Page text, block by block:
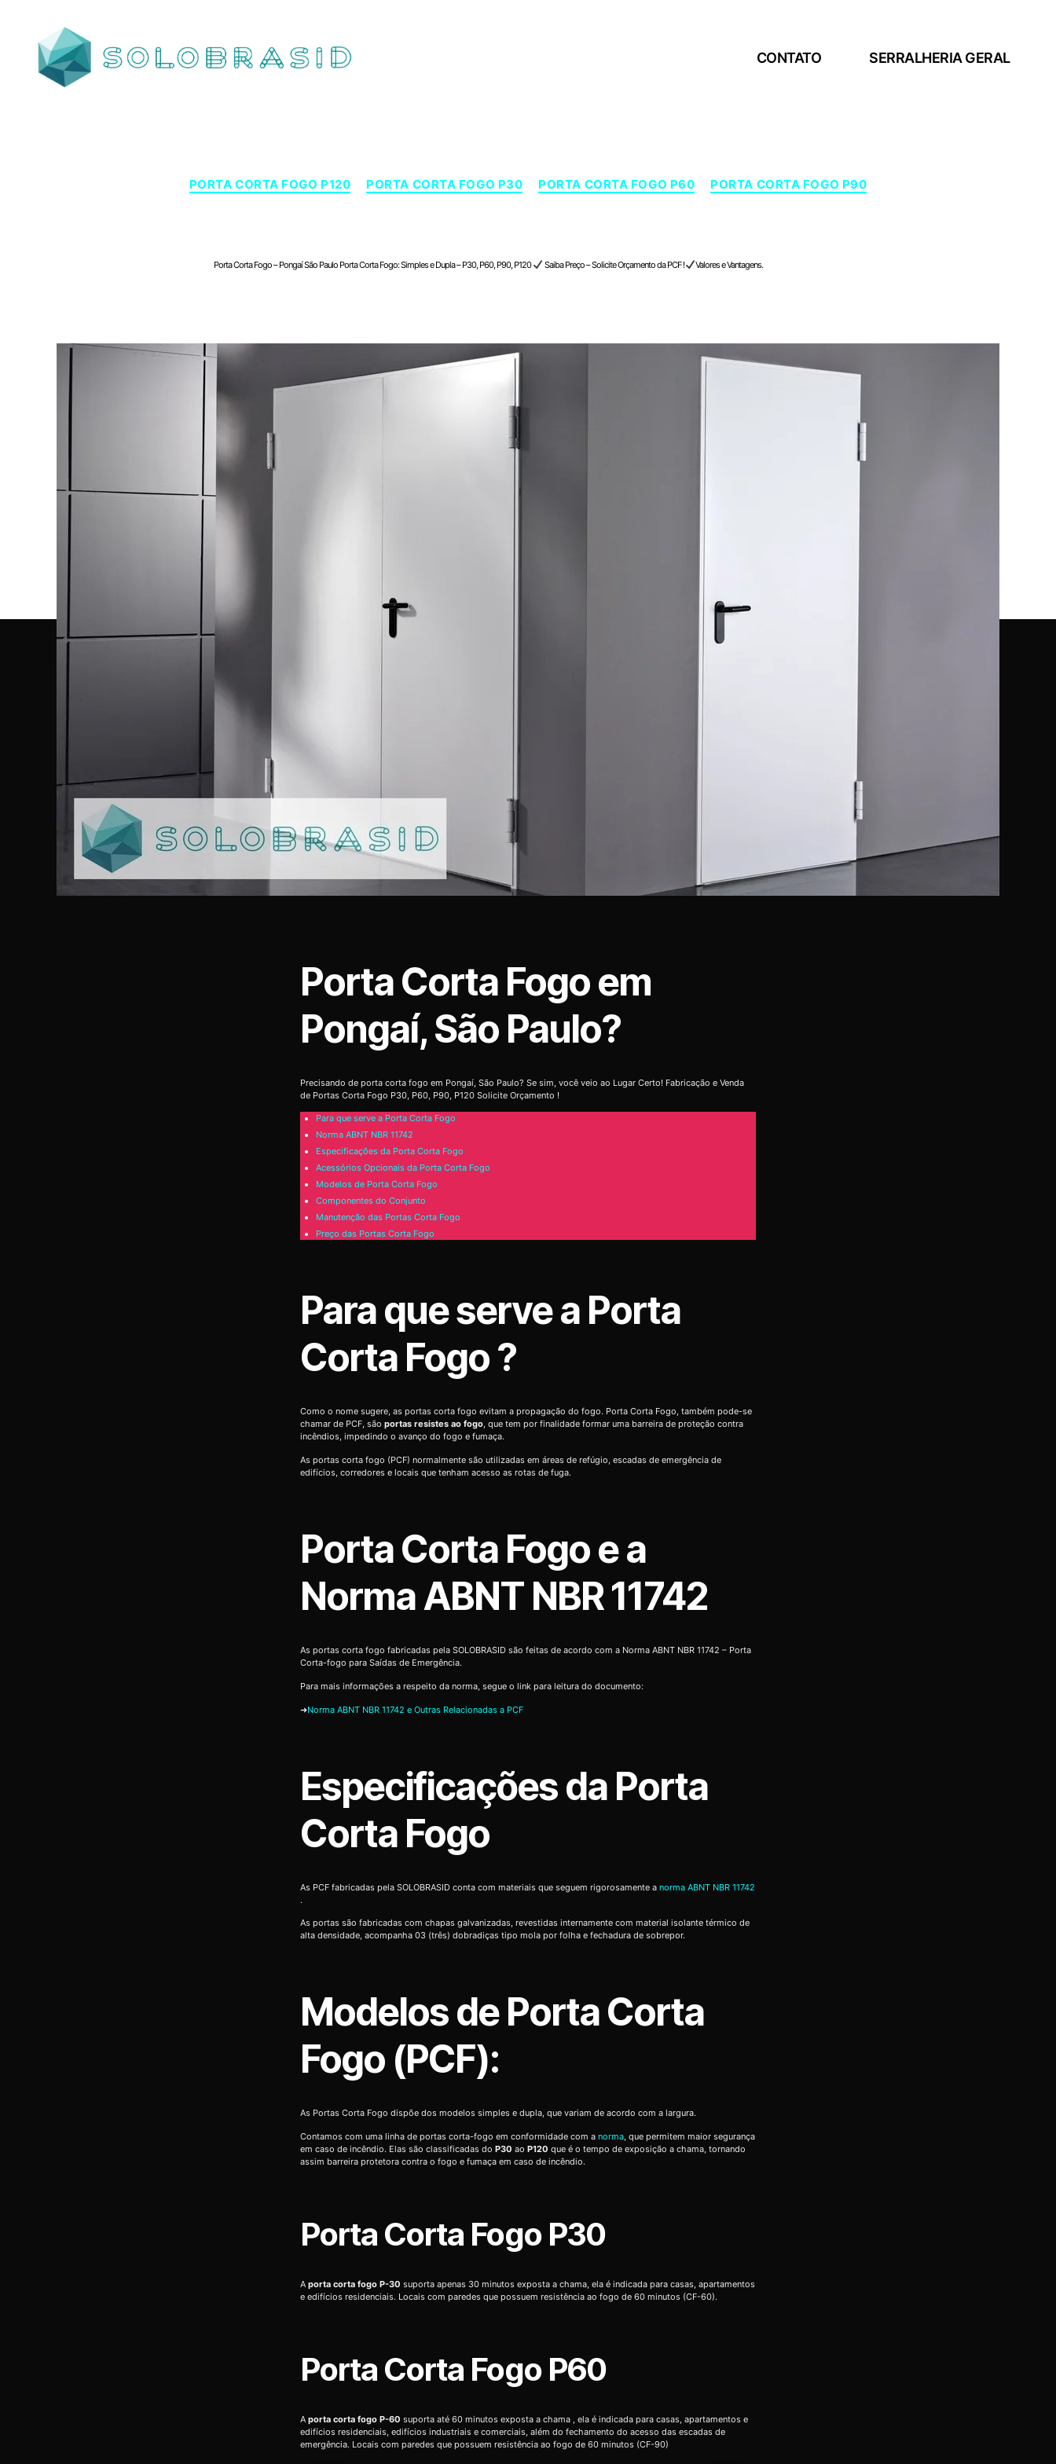
CONTATO SERRALHERIA GERAL
PORTA CORTA FOGO P120 PORTA CORTA FOGO P30 PORTA CORTA FOGO P60 PORTA CORTA FOGO P90
Porta Corta Fogo – Pongaí São Paulo Porta Corta Fogo: Simples e Dupla – P30, P60, P90, P120 Saiba Preço – Solicite Orçamento da PCF ! Valores e Vantagens.
Porta Corta Fogo em
Pongaí, São Paulo?
Precisando de porta corta fogo em Pongaí, São Paulo? Se sim, você veio ao Lugar Certo! Fabricação e Venda
de Portas Corta Fogo P30, P60, P90, P120 Solicite Orçamento !
Para que serve a Porta Corta Fogo
Norma ABNT NBR 11742
Especificações da Porta Corta Fogo
Acessórios Opcionais da Porta Corta Fogo
Modelos de Porta Corta Fogo
Componentes do Conjunto
Manutenção das Portas Corta Fogo
Preço das Portas Corta Fogo
Para que serve a Porta
Corta Fogo ?
Como o nome sugere, as portas corta fogo evitam a propagação do fogo. Porta Corta Fogo, também pode-se
chamar de PCF, são portas resistes ao fogo, que tem por finalidade formar uma barreira de proteção contra
incêndios, impedindo o avanço do fogo e fumaça.
As portas corta fogo (PCF) normalmente são utilizadas em áreas de refúgio, escadas de emergência de
edifícios, corredores e locais que tenham acesso as rotas de fuga.
Porta Corta Fogo e a
Norma ABNT NBR 11742
As portas corta fogo fabricadas pela SOLOBRASID são feitas de acordo com a Norma ABNT NBR 11742 – Porta
Corta-fogo para Saídas de Emergência.
Para mais informações a respeito da norma, segue o link para leitura do documento:
➜Norma ABNT NBR 11742 e Outras Relacionadas a PCF
Especificações da Porta
Corta Fogo
As PCF fabricadas pela SOLOBRASID conta com materiais que seguem rigorosamente a norma ABNT NBR 11742
.
As portas são fabricadas com chapas galvanizadas, revestidas internamente com material isolante térmico de
alta densidade, acompanha 03 (três) dobradiças tipo mola por folha e fechadura de sobrepor.
Modelos de Porta Corta
Fogo (PCF):
As Portas Corta Fogo dispõe dos modelos simples e dupla, que variam de acordo com a largura.
Contamos com uma linha de portas corta-fogo em conformidade com a norma, que permitem maior segurança
em caso de incêndio. Elas são classificadas do P30 ao P120 que é o tempo de exposição a chama, tornando
assim barreira protetora contra o fogo e fumaça em caso de incêndio.
Porta Corta Fogo P30
A porta corta fogo P-30 suporta apenas 30 minutos exposta a chama, ela é indicada para casas, apartamentos
e edifícios residenciais. Locais com paredes que possuem resistência ao fogo de 60 minutos (CF-60).
Porta Corta Fogo P60
A porta corta fogo P-60 suporta até 60 minutos exposta a chama , ela é indicada para casas, apartamentos e
edifícios residenciais, edifícios industriais e comerciais, além do fechamento do acesso das escadas de
emergência. Locais com paredes que possuem resistência ao fogo de 60 minutos (CF-90)